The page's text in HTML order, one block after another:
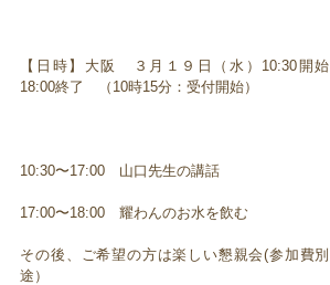
【日時】大阪 ３月１９日（水）10:30開始
18:00終了 （10時15分：受付開始）
10:30〜17:00 山口先生の講話
17:00〜18:00 耀わんのお水を飲む
その後、ご希望の方は楽しい懇親会(参加費別
途）